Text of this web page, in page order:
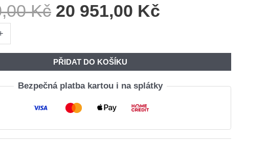
Kč Původní
25
000,00 Kč.
20 951,00 Kč
951,00 Kč.
PŘIDAT DO KOŠÍKU
Bezpečná platba kartou i na splátky